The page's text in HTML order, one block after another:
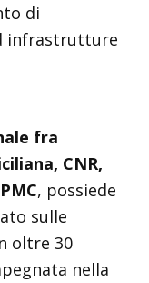
di
infrastrutture
fra
CNR,
, possiede
sulle
oltre 30
nella